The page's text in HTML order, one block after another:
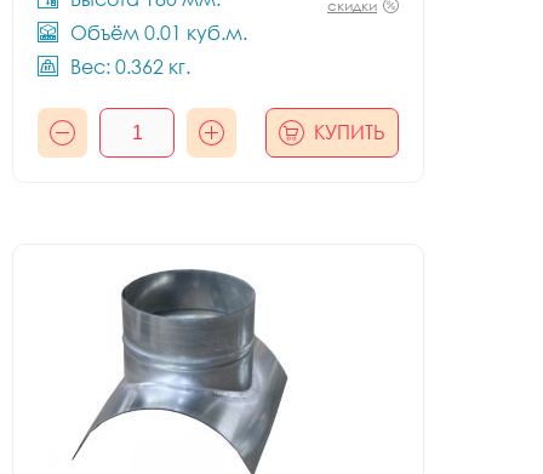
Объём 0.01 куб.м.
Вес: 0.362 кг.
скидки
КУПИТЬ